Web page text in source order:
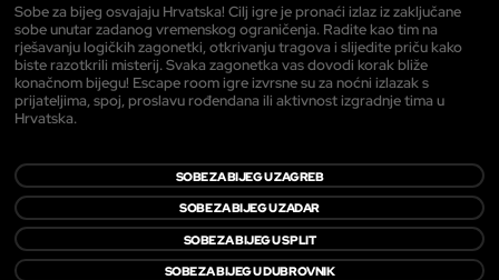
Sobe za bijeg osvajaju Hrvatska! Cilj igre je pronaći izlaz iz zaključane
sobe unutar zadanog vremenskog ograničenja. Radite kao tim na
rješavanju logičkih zagonetki, otkrivanju tragova i slijedite priču kako
biste razotkrili misterij. Svaka zagonetka vas dovodi korak bliže
konačnom bijegu! Escape room igre izvrsne su za noćni izlazak s
prijateljima, spoj, proslavu rođendana ili aktivnost izgradnje tima u
Hrvatska.
SOBE ZA BIJEG U ZAGREB
SOBE ZA BIJEG U ZADAR
SOBE ZA BIJEG U SPLIT
SOBE ZA BIJEG U DUBROVNIK